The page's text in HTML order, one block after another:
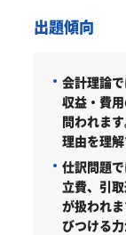
出題傾向
会計理論
収益・費
問われま
理由を理解
仕訳問題
立費、引
が扱われ
びつける力